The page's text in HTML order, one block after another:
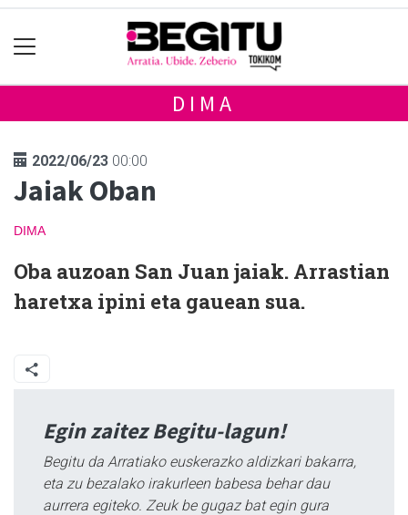
DIMA
2022/06/23 00:00
Jaiak Oban
DIMA
Oba auzoan San Juan jaiak. Arrastian
haretxa ipini eta gauean sua.
Egin zaitez Begitu-lagun!
Begitu da Arratiako euskerazko aldizkari bakarra,
eta zu bezalako irakurleen babesa behar dau
aurrera egiteko. Zeuk be gugaz bat egin gura